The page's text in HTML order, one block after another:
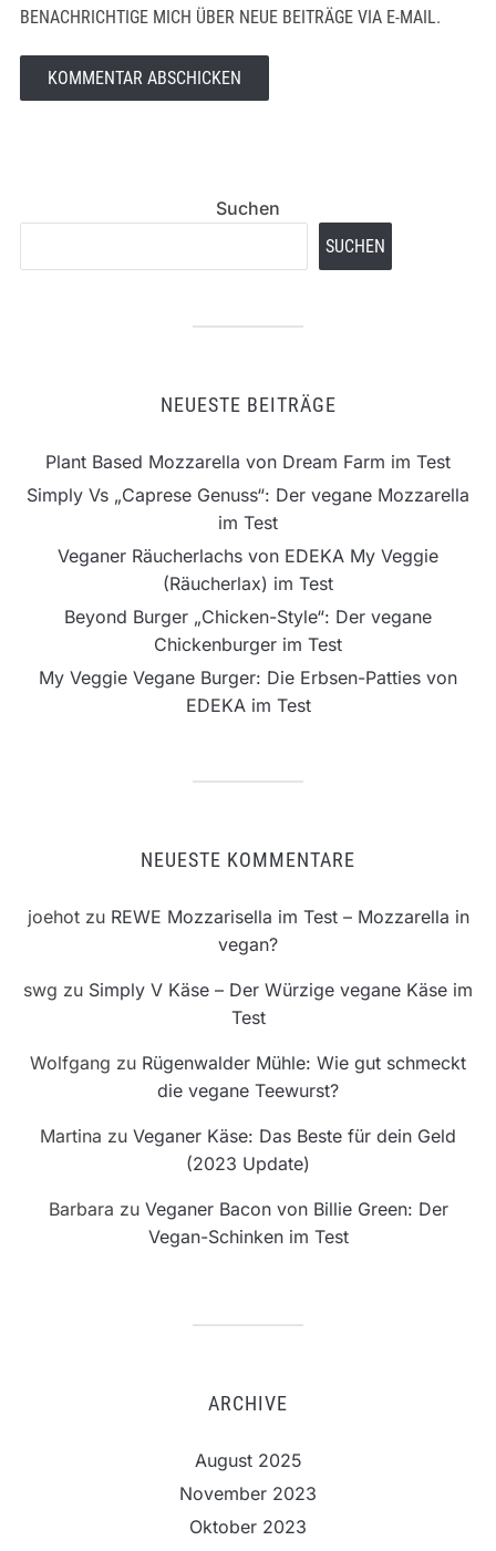
BENACHRICHTIGE MICH ÜBER NEUE BEITRÄGE VIA E-MAIL.
Suchen
SUCHEN
NEUESTE BEITRÄGE
Plant Based Mozzarella von Dream Farm im Test
Simply Vs „Caprese Genuss“: Der vegane Mozzarella
im Test
Veganer Räucherlachs von EDEKA My Veggie
(Räucherlax) im Test
Beyond Burger „Chicken-Style“: Der vegane
Chickenburger im Test
My Veggie Vegane Burger: Die Erbsen-Patties von
EDEKA im Test
NEUESTE KOMMENTARE
joehotzu REWE Mozzarisella im Test – Mozzarella in
vegan?
swg zu Simply V Käse – Der Würzige vegane Käse im
Test
Wolfgang zu Rügenwalder Mühle: Wie gut schmeckt
die vegane Teewurst?
Martina zu Veganer Käse: Das Beste für dein Geld
(2023 Update)
Barbara zu Veganer Bacon von Billie Green: Der
Vegan-Schinken im Test
ARCHIVE
August 2025
November 2023
Oktober 2023